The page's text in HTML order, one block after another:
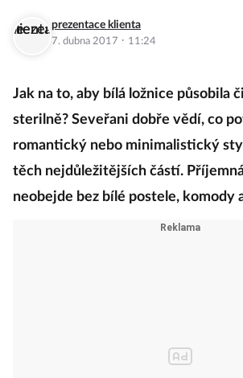
prezentace klienta
7. dubna 2017 · 11:24
Jak na to, aby bílá ložnice působila
sterilně? Seveřani dobře vědí, co
romantický nebo minimalistický
těch nejdůležitějších částí.
neobejde bez bílé postele, komody